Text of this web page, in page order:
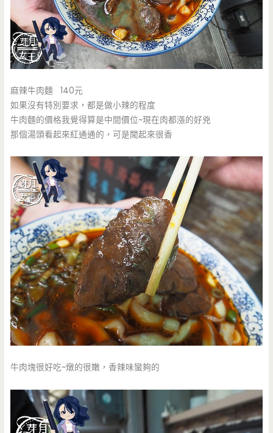
麻辣牛肉麵 140元
如果沒有特別要求，都是做小辣的程度
牛肉麵的價格我覺得算是中間價位~現在肉都漲的好兇
那個湯頭看起來紅通通的，可是聞起來很香
牛肉塊很好吃~燉的很嫩，香辣味蠻夠的